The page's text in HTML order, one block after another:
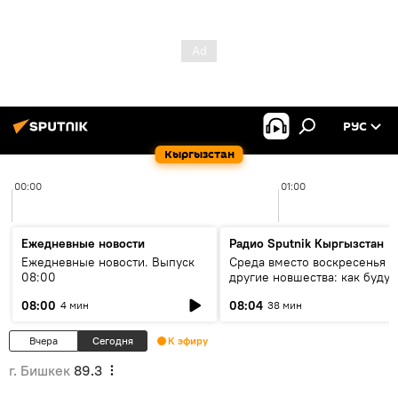
Кыргызстан
РУС
00:00 01:00
Ежедневные новости
Ежедневные новости. Выпуск
08:00
08:00 4 мин
Радио Sputnik Кыргызстан
Среда вместо воскресенья и
другие новшества: как будут
08:04 38 мин
Вчера Сегодня К эфиру
г. Бишкек 89.3